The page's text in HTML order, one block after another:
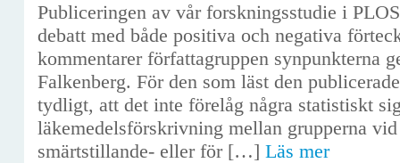
Publiceringen av vår forskningsstudie i
debatt med både positiva och negativa
kommentarer författagruppen synpunkterna
Falkenberg. För den som läst den
tydligt, att det inte förelåg några statistiskt
läkemedelsförskrivning mellan grupperna
smärtstillande- eller för […] Läs mer